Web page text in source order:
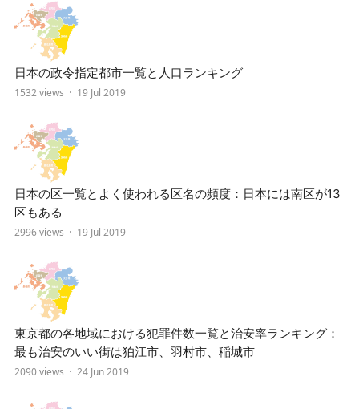
日本の政令指定都市一覧と人口ランキング
1532 views 19 Jul 2019
日本の区一覧とよく使われる区名の頻度：日本には南区が13
区もある
2996 views 19 Jul 2019
東京都の各地域における犯罪件数一覧と治安率ランキング：
最も治安のいい街は狛江市、羽村市、稲城市
2090 views 24 Jun 2019